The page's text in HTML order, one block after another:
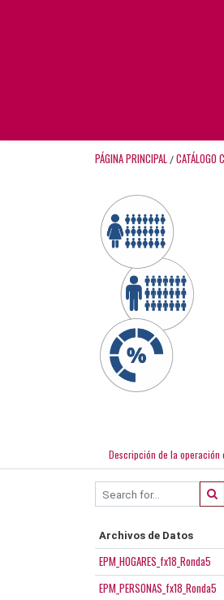
PÁGINA PRINCIPAL / CATÁLOGO
Descripción de la operación
Archivos de Datos
EPM_HOGARES_fx18_Ronda5
EPM_PERSONAS_fx18_Ronda5